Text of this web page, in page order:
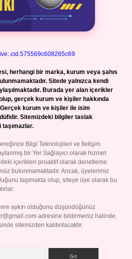
herhangi bir marka, kurum veya şahıs
Sitede yalnızca kendi
Burada yer alan içerikler
gerçek kurum ve kişiler hakkında
Gerçek kurum ve kişiler ile isim
Sitemizdeki bilgiler taslak
Bilgi Teknolojileri ve İletişim
bir Yer Sağlayıcı olarak hizmet
içerikleri proaktif olarak denetleme
bulunmamaktadır. Ancak, üyelerimiz
taşımakta olup, siteye üye olarak bu
aykırı olduğunu düşündüğünüz
adresine bildirmeniz halinde,
sitemizden kaldırılacaktır.